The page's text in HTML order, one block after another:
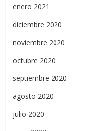
enero 2021
diciembre 2020
noviembre 2020
octubre 2020
septiembre 2020
agosto 2020
julio 2020